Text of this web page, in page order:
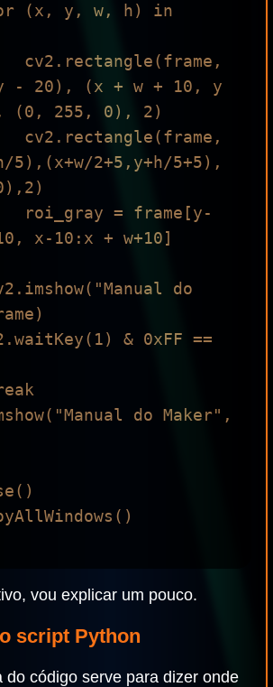
- 20), (x + w + 10, y
(0, 255, 0), 2)
5),(x+w/2+5,y+h/5+5),
x-10:x + w+10]
vou explicar um pouco.
script Python
do código serve para dizer onde